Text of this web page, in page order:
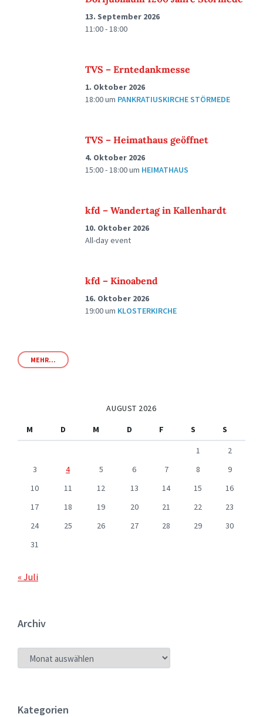
13. September 2026
11:00 - 18:00
TVS – Erntedankmesse
1. Oktober 2026
18:00um PANKRATIUSKIRCHE STÖRMEDE
TVS – Heimathaus geöffnet
4. Oktober 2026
15:00 - 18:00um HEIMATHAUS
kfd – Wandertag in Kallenhardt
10. Oktober 2026
All-day event
kfd – Kinoabend
16. Oktober 2026
19:00um KLOSTERKIRCHE
MEHR...
AUGUST 2026
M
D M D F S
S
1
2
3
4 5 6 7 8
9
10
11 12 13 14 15
16
17
18 19 20 21 22
23
24
25 26 27 28 29
30
31
« Juli
Archiv
ARCHIV
Kategorien